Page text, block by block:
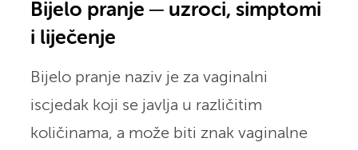
Bijelo pranje ─ uzroci, simptomi
i liječenje
Bijelo pranje naziv je za vaginalni
iscjedak koji se javlja u različitim
količinama, a može biti znak vaginalne